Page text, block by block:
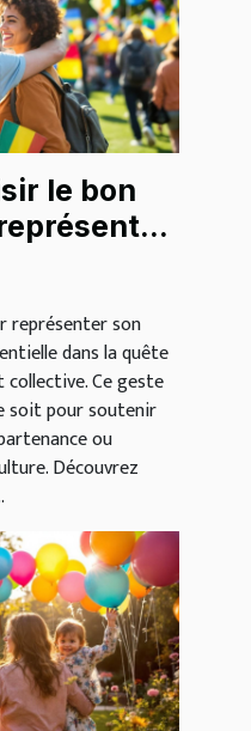
le bon
représenter son
dans la quête
Ce geste
soit pour soutenir
ou
Découvrez